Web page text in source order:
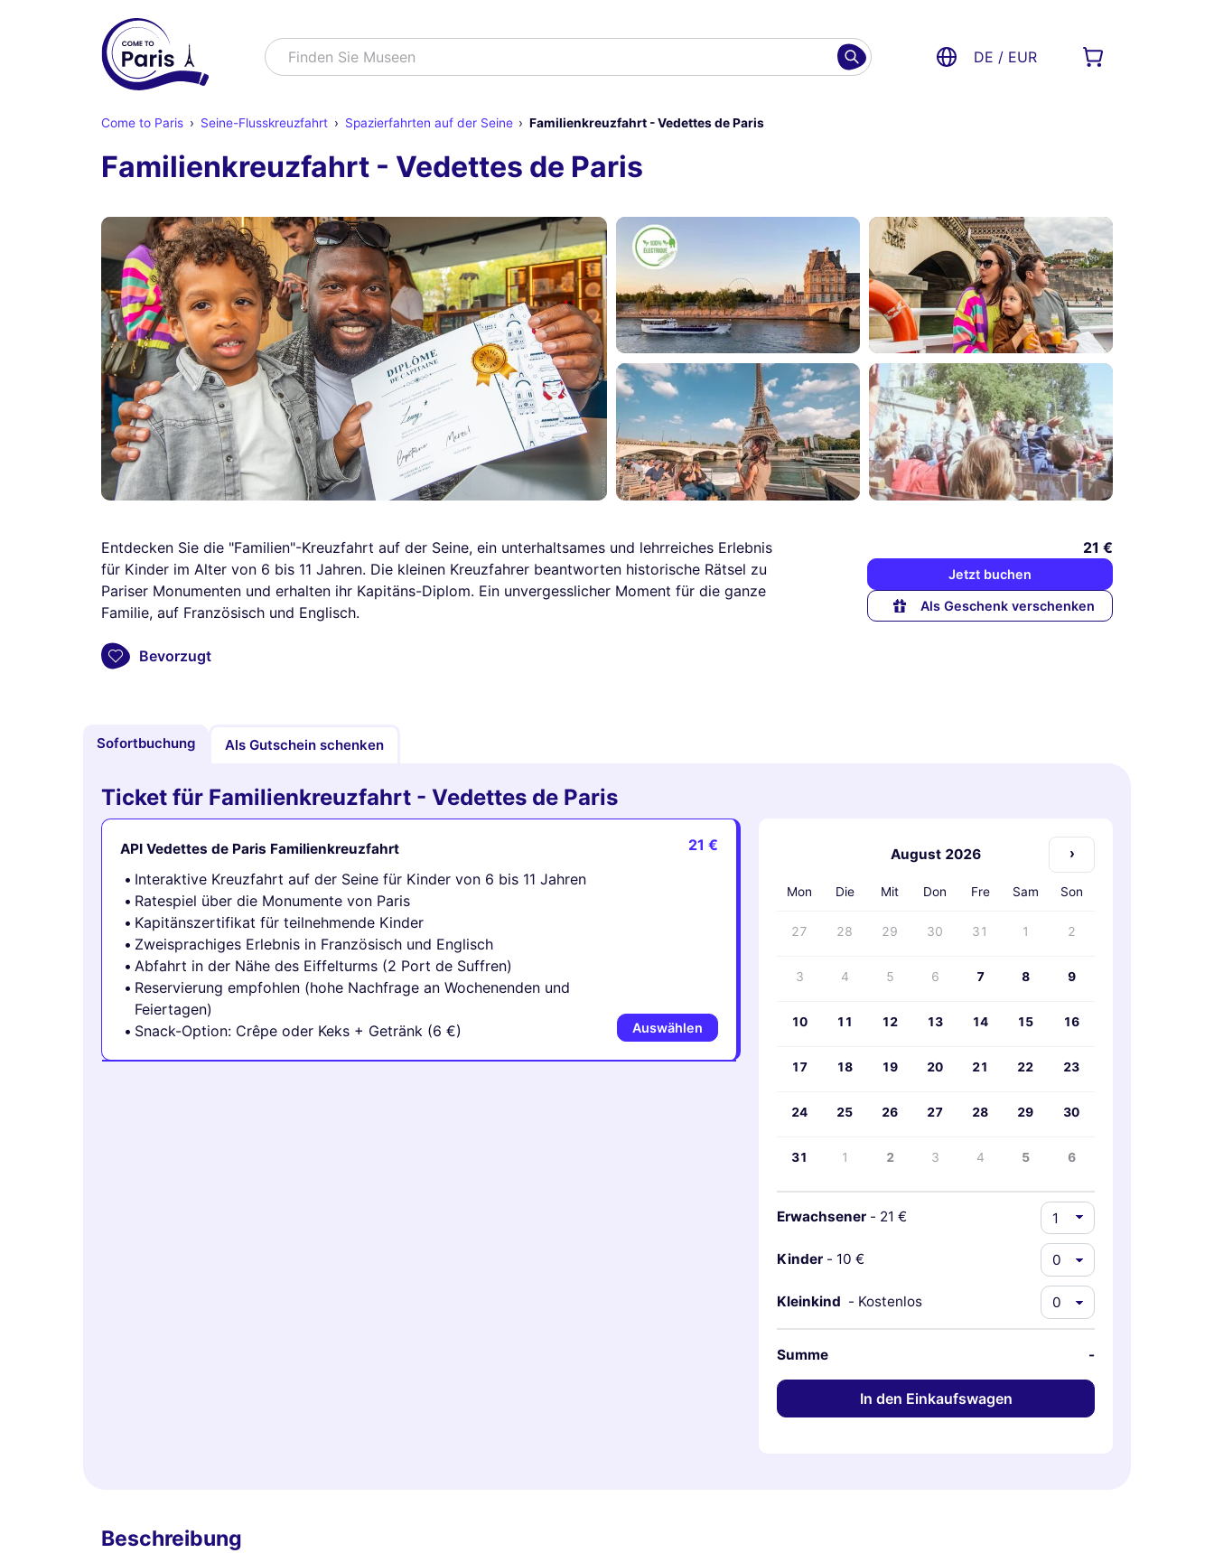
SuchenFinden Sie Musee DE / EUR
Come to Paris Seine-Flusskreuzfahrt Spazierfahrten auf der Seine Familienkreuzfahrt - Vedettes de Paris
Familienkreuzfahrt - Vedettes de Paris
Entdecken Sie die "Familien"-Kreuzfahrt auf der Seine, ein unterhaltsames und lehrreiches Erlebnis
für Kinder im Alter von 6 bis 11 Jahren. Die kleinen Kreuzfahrer beantworten historische Rätsel zu
Pariser Monumenten und erhalten ihr Kapitäns-Diplom. Ein unvergesslicher Moment für die ganze
Familie, auf Französisch und Englisch.
Bevorzugt
21 €
Jetzt buchen
Als Geschenk verschenken
Sofortbuchung Als Gutschein schenken
Ticket für Familienkreuzfahrt - Vedettes de Paris
API Vedettes de Paris Familienkreuzfahrt
Interaktive Kreuzfahrt auf der Seine für Kinder von 6 bis 11 Jahren
Ratespiel über die Monumente von Paris
Kapitänszertifikat für teilnehmende Kinder
Zweisprachiges Erlebnis in Französisch und Englisch
Abfahrt in der Nähe des Eiffelturms (2 Port de Suffren)
Reservierung empfohlen (hohe Nachfrage an Wochenenden und
Feiertagen)
Snack-Option: Crêpe oder Keks + Getränk (6 €)
21 €
Auswählen
August 2026 ›
Mon Die Mit Don Fre Sam Son
27 28 29 30 31 1 2
3 4 5 6 7 8 9
10 11 12 13 14 15 16
17 18 19 20 21 22 23
24 25 26 27 28 29 30
31 1 2 3 4 5 6
Erwachsener - 21 €
Kinder - 10 €
Kleinkind - Kostenlos
Summe -
In den Einkaufswagen
Beschreibung